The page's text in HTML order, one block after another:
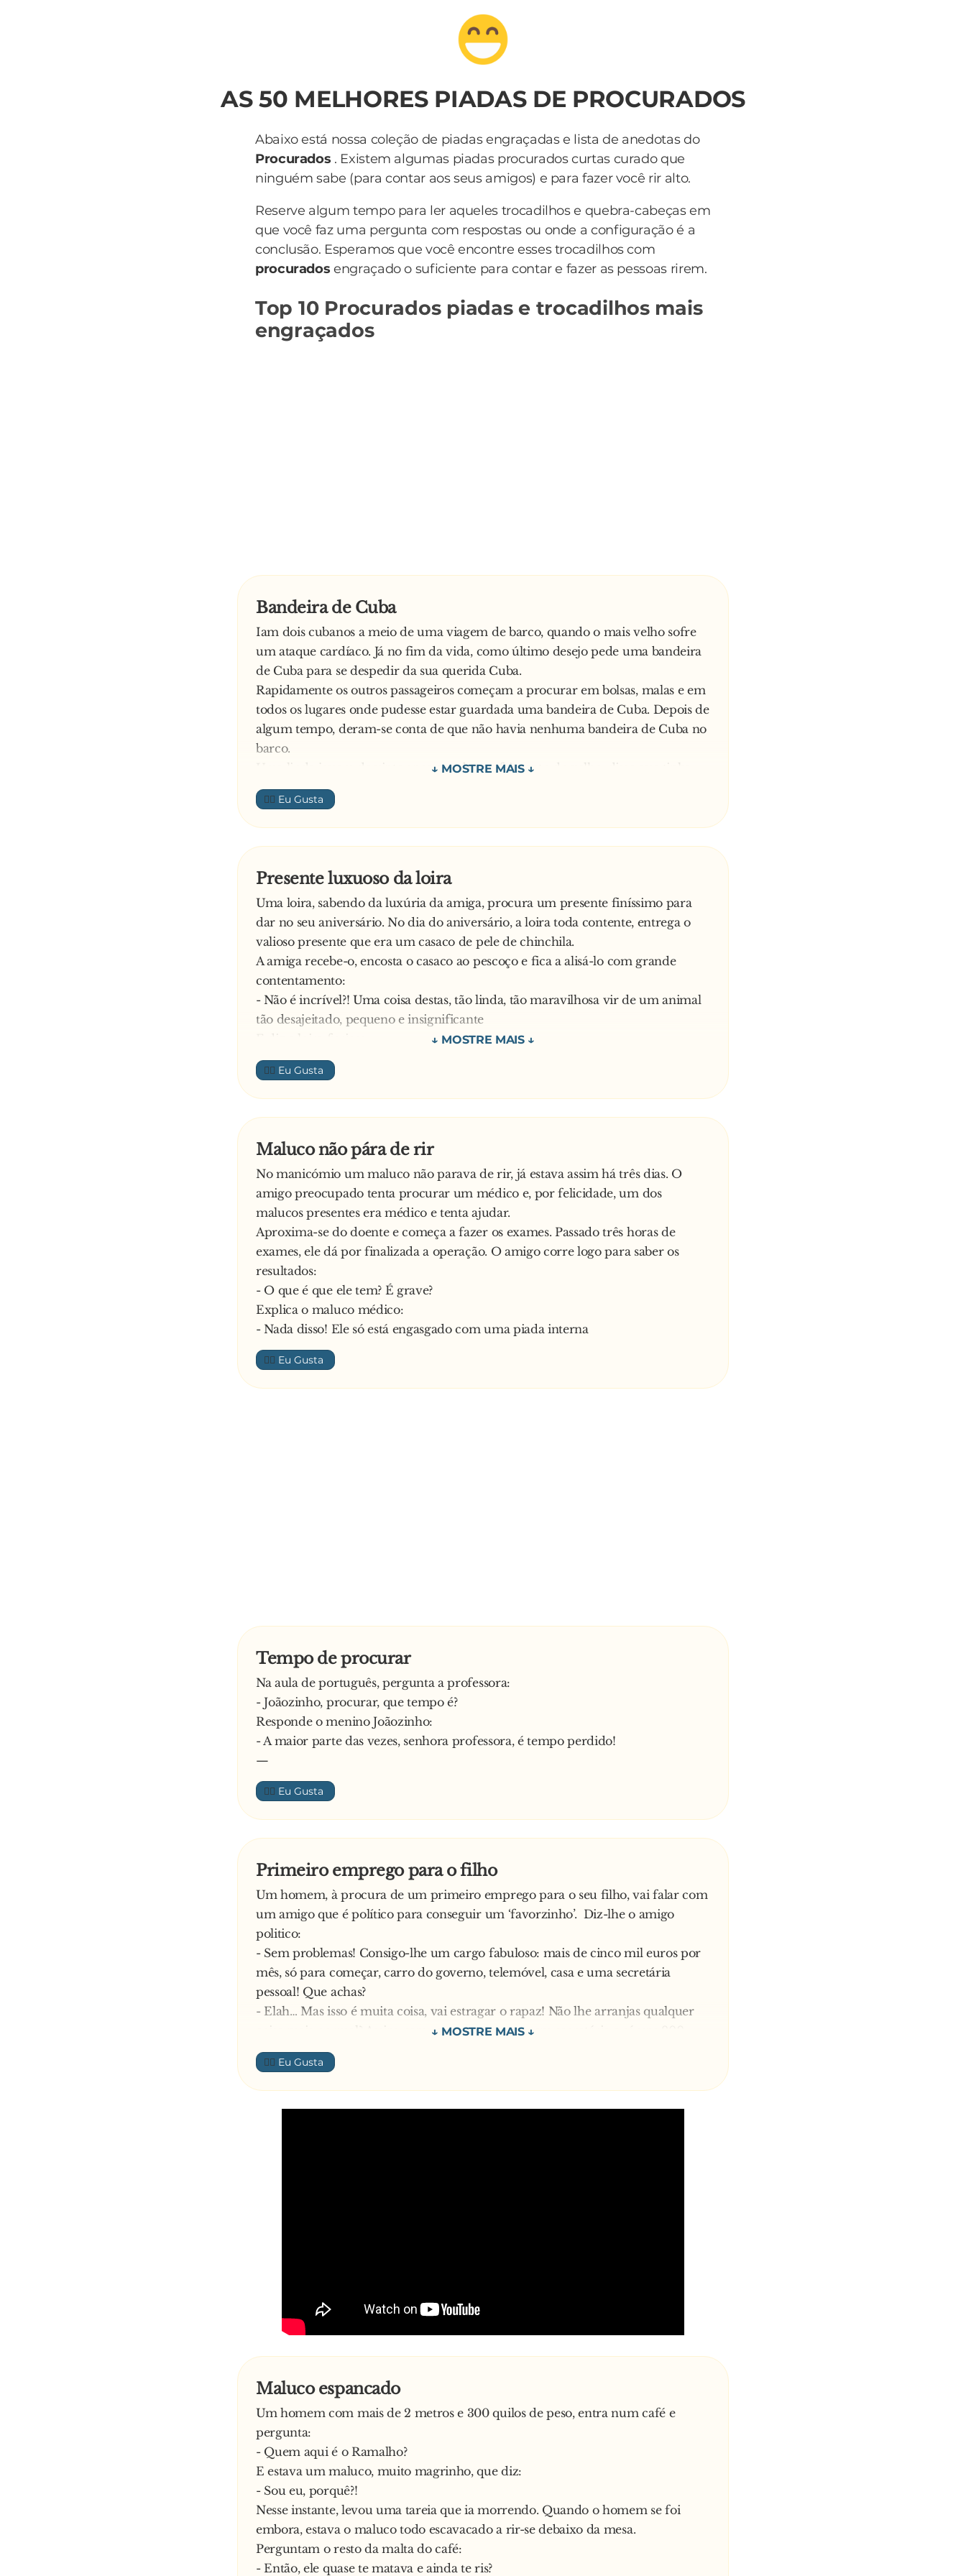
AS 50 MELHORES PIADAS DE PROCURADOS
Abaixo está nossa coleção de piadas engraçadas e lista de anedotas do
Procurados . Existem algumas piadas procurados curtas curado que
ninguém sabe (para contar aos seus amigos) e para fazer você rir alto.
Reserve algum tempo para ler aqueles trocadilhos e quebra-cabeças em
que você faz uma pergunta com respostas ou onde a configuração é a
conclusão. Esperamos que você encontre esses trocadilhos com
procuradosengraçado o suficiente para contar e fazer as pessoas rirem.
Top 10 Procurados piadas e trocadilhos mais
engraçados
Bandeira de Cuba
Iam dois cubanos a meio de uma viagem de barco, quando o mais velho sofre
um ataque cardíaco. Já no fim da vida, como último desejo pede uma bandeira
de Cuba para se despedir da sua querida Cuba.
Rapidamente os outros passageiros começam a procurar em bolsas, malas e em
todos os lugares onde pudesse estar guardada uma bandeira de Cuba. Depois de
algum tempo, deram-se conta de que não havia nenhuma bandeira de Cuba no
barco.
Uma linda jovem de vinte anos, vendo o sofrimento do velho, disse que tinha
tatuado no rabo a bandeira de Cuba e, sendo a última oportunidade, ofereceu-
se para ajudar.
A rapariga virou-se então de costas para o moribundo, baixou as calças e
mostrou o seu lindo rabinho com a bandeira tatuada. O velho agarrou a moça
- Mi querida Cuba, me despido con recuerdos, mi vieja Havana, mi Linda
tierra!
O velho continuou com beijos e mais beijos na bandeira, até que, em lágrimas,
disse à moça:
- Ahora vira de frente, que quiero despedir-me de Fidel!
👍🏼
Presente luxuoso da loira
Uma loira, sabendo da luxúria da amiga, procura um presente finíssimo para
dar no seu aniversário. No dia do aniversário, a loira toda contente, entrega o
valioso presente que era um casaco de pele de chinchila.
A amiga recebe-o, encosta o casaco ao pescoço e fica a alisá-lo com grande
contentamento:
- Não é incrível?! Uma coisa destas, tão linda, tão maravilhosa vir de um animal
tão desajeitado, pequeno e insignificante
E diz a loira furiosa:
- Ouve lá, ó mulher, se não gostas do presente devolve-mo! Não fiques é para aí
a insultar-me
👍🏼
Maluco não pára de rir
No manicómio um maluco não parava de rir, já estava assim há três dias. O
amigo preocupado tenta procurar um médico e, por felicidade, um dos
malucos presentes era médico e tenta ajudar.
Aproxima-se do doente e começa a fazer os exames. Passado três horas de
exames, ele dá por finalizada a operação. O amigo corre logo para saber os
resultados:
- O que é que ele tem? É grave?
Explica o maluco médico:
- Nada disso! Ele só está engasgado com uma piada interna
👍🏼
Tempo de procurar
Na aula de português, pergunta a professora:
- Joãozinho, procurar, que tempo é?
Responde o menino Joãozinho:
- A maior parte das vezes, senhora professora, é tempo perdido!
—
👍🏼
Primeiro emprego para o filho
Um homem, à procura de um primeiro emprego para o seu filho, vai falar com
um amigo que é político para conseguir um ‘favorzinho’. Diz-lhe o amigo
politico:
- Sem problemas! Consigo-lhe um cargo fabuloso: mais de cinco mil euros por
mês, só para começar, carro do governo, telemóvel, casa e uma secretária
pessoal! Que achas?
- Elah… Mas isso é muita coisa, vai estragar o rapaz! Não lhe arranjas qualquer
coisa mais normal? Assim, sem carro, nem casa, nem secretária e só uns 900
euritos por mês. Não consegues nada assim?
- Olha, eu conseguir até consigo… Mas para isso ele tem que ter licenciatura,
mestrado, doutoramento e ser fluente em pelo menos três línguas…
👍🏼
Maluco espancado
Um homem com mais de 2 metros e 300 quilos de peso, entra num café e
pergunta:
- Quem aqui é o Ramalho?
E estava um maluco, muito magrinho, que diz:
- Sou eu, porquê?!
Nesse instante, levou uma tareia que ia morrendo. Quando o homem se foi
embora, estava o maluco todo escavacado a rir-se debaixo da mesa.
Perguntam o resto da malta do café:
- Então, ele quase te matava e ainda te ris?